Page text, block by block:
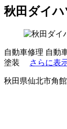
秋田ダイ
自動車修理 自動
塗装
さらに表
秋田県仙北市角